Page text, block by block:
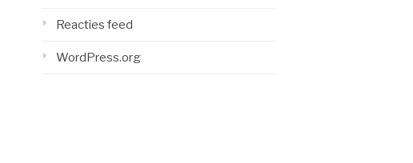
Reacties feed
WordPress.org